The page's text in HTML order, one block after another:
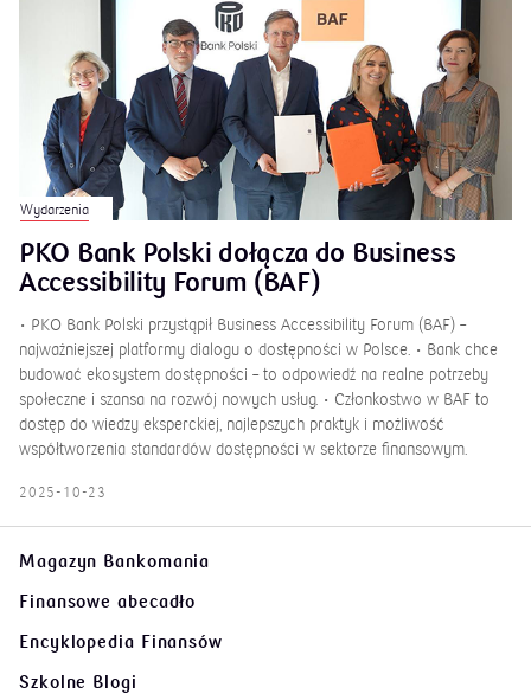
Wydarzenia
PKO Bank Polski dołącza do Business
Accessibility Forum (BAF)
• PKO Bank Polski przystąpił Business Accessibility Forum (BAF) –
najważniejszej platformy dialogu o dostępności w Polsce. • Bank chce
budować ekosystem dostępności – to odpowiedź na realne potrzeby
społeczne i szansa na rozwój nowych usług. • Członkostwo w BAF to
dostęp do wiedzy eksperckiej, najlepszych praktyk i możliwość
współtworzenia standardów dostępności w sektorze finansowym.
2025-10-23
Magazyn Bankomania
Finansowe abecadło
Encyklopedia Finansów
Szkolne Blogi